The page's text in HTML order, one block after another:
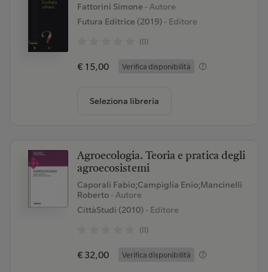
Fattorini Simone - Autore
Futura Editrice (2019)- Editore
(0)
€ 15,00 Verifica disponibilità
Seleziona libreria
Agroecologia. Teoria e pratica degli
agroecosistemi
Caporali Fabio;Campiglia Enio;Mancinelli
Roberto - Autore
CittàStudi (2010)- Editore
(0)
€ 32,00 Verifica disponibilità